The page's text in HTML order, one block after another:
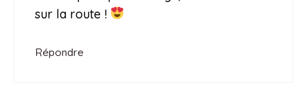
sur la route !
Répondre